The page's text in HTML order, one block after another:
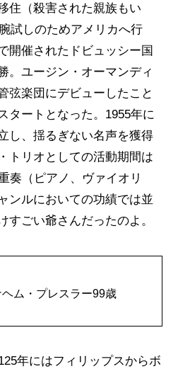
住（殺害された親族もい
試しのためアメリカへ行
開催されたドビュッシー国
。ユージン・オーマンディ
弦楽団にデビューしたこと
タートとなった。1955年に
し、揺るぎない名声を獲得
トリオとしての活動期間は
奏（ピアノ、ヴァイオリ
ンルにおいての功績では並
すごい爺さんだったのよ。
ヘム・プレスラー99歳
年にはフィリップスからボ